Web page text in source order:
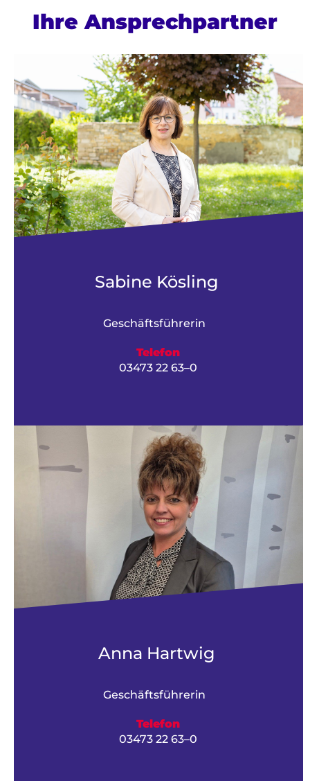
Ihre Ansprechpartner
Sabine Kösling
Geschäftsführerin
Telefon
03473 22 63–0
Anna Hartwig
Geschäftsführerin
Telefon
03473 22 63–0